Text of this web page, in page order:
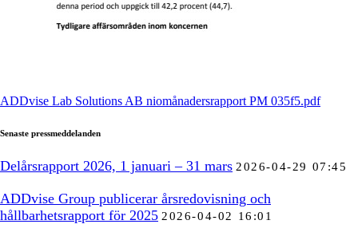
ADDvise Lab Solutions AB niomånadersrapport PM 035f5.pdf
Senaste pressmeddelanden
Delårsrapport 2026, 1 januari – 31 mars 2026-04-29 07:45
ADDvise Group publicerar årsredovisning och
hållbarhetsrapport för 2025 2026-04-02 16:01